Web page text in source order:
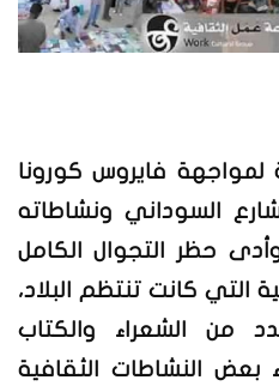
لمواجهة فايروس كورونا
السوداني ونشاطاته
حظر التجوال الكامل
التي كانت تنتظم البلاد،
من الشعراء والكتاب
بعض النشاطات الثقافية